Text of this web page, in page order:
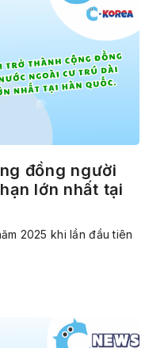
đồng người
lớn nhất tại
2025 khi lần đầu tiên